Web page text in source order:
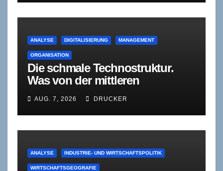
ANALYSE DIGITALISIERUNG MANAGEMENT
ORGANISATION
Die schmale Technostruktur.
Was von der mittleren
Agenten sich selbst korrigieren
AUG. 7, 2026 DRUCKER
ANALYSE INDUSTRIE- UND WIRTSCHAFTSPOLITIK
WIRTSCHAFTSGEOGRAFIE